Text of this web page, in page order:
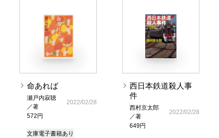
命あれば
瀬戸内寂聴
／著
572円
2022/02/28
文庫電子書籍あり
西日本鉄道殺人事
件
西村京太郎
／著
649円
2022/02/28